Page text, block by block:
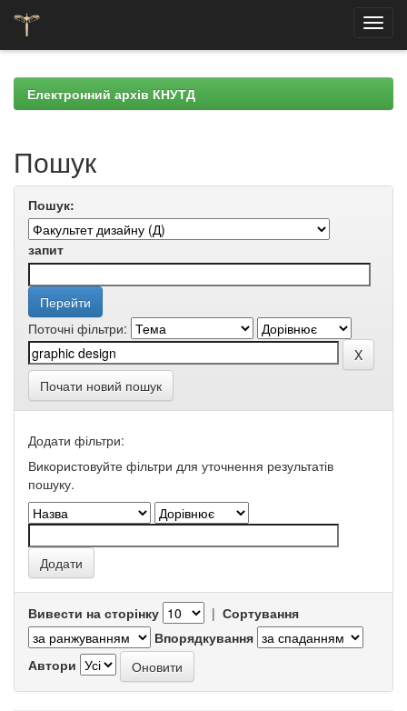
navigationЕлектронний архів КНУТД
Пошук
Пошук:
запит
Поточні фільтри:
Почати новий пошук
Додати фільтри:
Використовуйте фільтри для уточнення результатів
пошуку.
Вивести на сторінку | Сортування
Впорядкування
Автори